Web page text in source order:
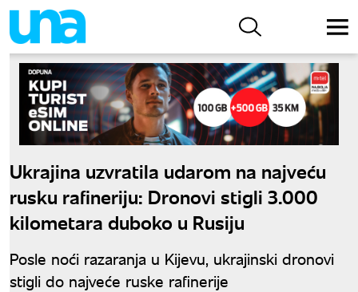
Ukrajina uzvratila udarom na najveću
rusku rafineriju: Dronovi stigli 3.000
kilometara duboko u Rusiju
Posle noći razaranja u Kijevu, ukrajinski dronovi
stigli do najveće ruske rafinerije